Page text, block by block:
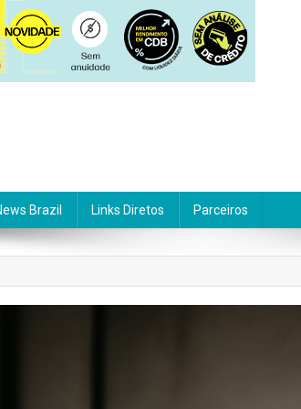
Brazil Links Diretos Parceiros